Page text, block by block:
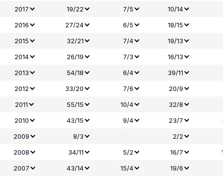
2017
19/22 7/5
10/14
2016
27/24 6/5
18/15
2015
32/21 7/4
19/13
2014
26/19 7/3
16/13
2013
54/18 6/4 39/11
2012
33/20 7/6
20/9
2011
55/15 10/4 32/8
2010
43/15 9/4 23/7
2009
8/3 -
2/2
2008
34/11 5/2 16/7
2007
43/14 15/4 19/6